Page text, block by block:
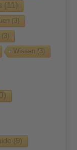
(11)
(3)
Wissen (3)
(9)